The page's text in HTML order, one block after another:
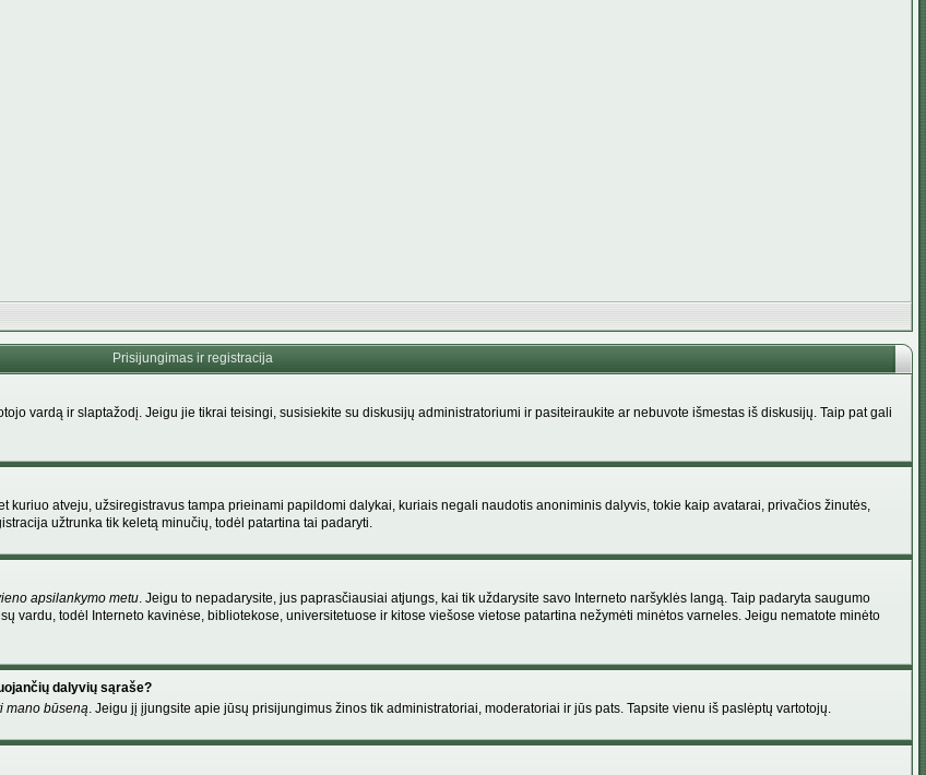
Prisijungimas ir registracija
vardą ir slaptažodį. Jeigu jie tikrai teisingi, susisiekite su diskusijų administratoriumi ir pasiteiraukite ar nebuvote išmestas iš diskusijų. Taip pat gali
atveju, užsiregistravus tampa prieinami papildomi dalykai, kuriais negali naudotis anoniminis dalyvis, tokie kaip avatarai, privačios žinutės,
užtrunka tik keletą minučių, todėl patartina tai padaryti.
apsilankymo metu. Jeigu to nepadarysite, jus paprasčiausiai atjungs, kai tik uždarysite savo Interneto naršyklės langą. Taip padaryta saugumo
vardu, todėl Interneto kavinėse, bibliotekose, universitetuose ir kitose viešose vietose patartina nežymėti minėtos varneles. Jeigu nematote minėto
dalyvių sąraše?
mano būseną. Jeigu jį įjungsite apie jūsų prisijungimus žinos tik administratoriai, moderatoriai ir jūs pats. Tapsite vienu iš paslėptų vartotojų.